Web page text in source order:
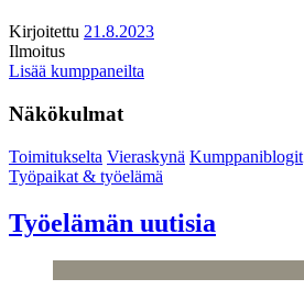
Kirjoitettu 21.8.2023
Ilmoitus
Lisää kumppaneilta
Näkökulmat
Toimitukselta Vieraskynä Kumppaniblogit
Työpaikat & työelämä
Työelämän uutisia